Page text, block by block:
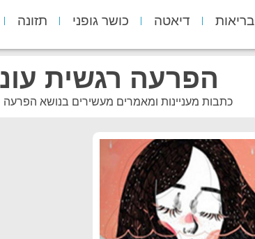
בריאות דיאטה כושר גופני תזונה
הפרעה רגשית
כתבות מעניינות ומאמרים מעשירים בנושא הפרעה